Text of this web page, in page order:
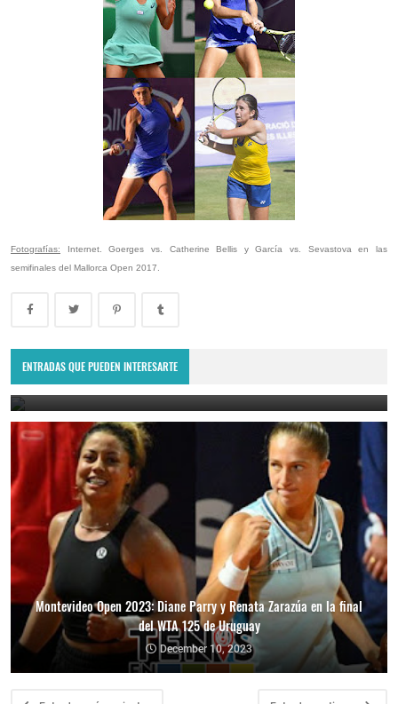
Fotografías: Internet. Goerges vs. Catherine Bellis y García vs. Sevastova en las
semifinales del Mallorca Open 2017.
ENTRADAS QUE PUEDEN INTERESARTE
Montevideo Open 2023: Renata Zarazúa es la nueva campeona del
WTA 125 de Uruguay
December 11, 2023
Montevideo Open 2023: Diane Parry y Renata Zarazúa en la final
del WTA 125 de Uruguay
December 10, 2023